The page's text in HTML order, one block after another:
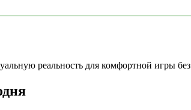
реальность для комфортной игры